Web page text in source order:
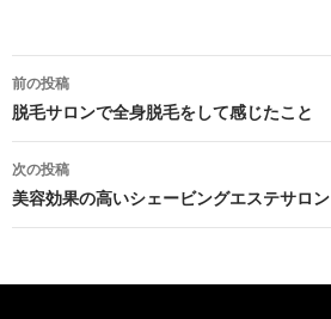
投
稿
ナ
ビ
ゲ
ー
前の投稿
脱毛サロンで全身脱毛をして感じたこと
次の投稿
美容効果の高いシェービングエステサロン